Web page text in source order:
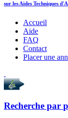
sur les Aides Techniques
Accueil
Aide
FAQ
Contact
Placer une
Recherche par